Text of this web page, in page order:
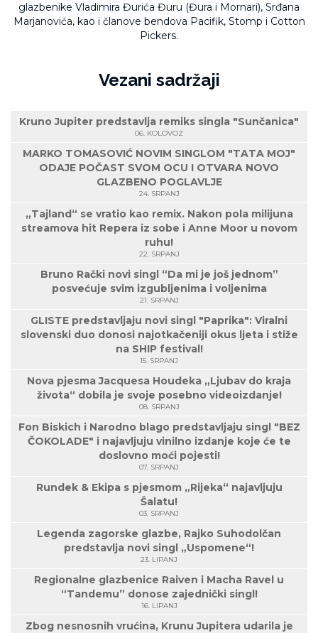
glazbenike Vladimira Đurića Đuru (Đura i Mornari), Srđana
Marjanovića, kao i članove bendova Pacifik, Stomp i Cotton
Pickers.
Vezani sadržaji
Kruno Jupiter predstavlja remiks singla "Sunčanica"
06. KOLOVOZ
MARKO TOMASOVIĆ NOVIM SINGLOM "TATA MOJ"
ODAJE POČAST SVOM OCU I OTVARA NOVO
GLAZBENO POGLAVLJE
24. SRPANJ
„Tajland“ se vratio kao remix. Nakon pola milijuna
streamova hit Repera iz sobe i Anne Moor u novom
ruhu!
22. SRPANJ
Bruno Rački novi singl “Da mi je još jednom”
posvećuje svim izgubljenima i voljenima
21. SRPANJ
GLISTE predstavljaju novi singl "Paprika": Viralni
slovenski duo donosi najotkačeniji okus ljeta i stiže
na SHIP festival!
15. SRPANJ
Nova pjesma Jacquesa Houdeka „Ljubav do kraja
života“ dobila je svoje posebno videoizdanje!
08. SRPANJ
Fon Biskich i Narodno blago predstavljaju singl "BEZ
ČOKOLADE" i najavljuju vinilno izdanje koje će te
doslovno moći pojesti!
07. SRPANJ
Rundek & Ekipa s pjesmom „Rijeka“ najavljuju
Šalatu!
03. SRPANJ
Legenda zagorske glazbe, Rajko Suhodolčan
predstavlja novi singl „Uspomene“!
23. LIPANJ
Regionalne glazbenice Raiven i Macha Ravel u
“Tandemu” donose zajednički singl!
16. LIPANJ
Zbog nesnosnih vrućina, Krunu Jupitera udarila je